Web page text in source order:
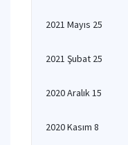
2021 Mayıs 25
2021 Şubat 25
2020 Aralık 15
2020 Kasım 8